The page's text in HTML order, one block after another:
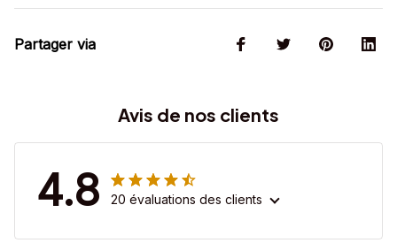
Partager via
Avis de nos clients
4.8 20 évaluations des clients